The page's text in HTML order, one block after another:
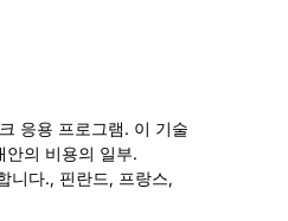
응용 프로그램. 이 기술
안의 비용의 일부.
니다., 핀란드, 프랑스,